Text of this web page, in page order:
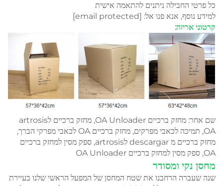
כל פרטי החבילה ניתנים להתאמה אישית
למידע נוסף, אנא פנו אל: [email protected]
קרטוני אריזה:
שם אחר: מחזק ברכיים OA Unloader, מחזק ברכיים לartrosis
OA, תמיכה לכאבי מפרקים, מחזק ברכיים OA לכאבי מפרקי הברך,
מחזק ברכיים מ descargar לartrosis, ספק מסין למחזק ברכיים
OA, ספק מסין למחזק ברכיים OA Unloader
מחסן נקי ומסודר
שנה שעברה הרחבנו את שטח המחסן של המפעל הראשי שלנו בעיירת